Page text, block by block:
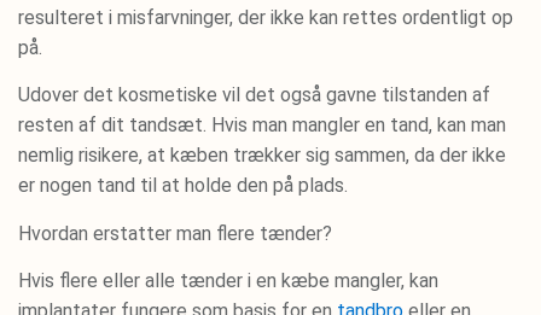
resulteret i misfarvninger, der ikke kan rettes ordentligt op
på.
Udover det kosmetiske vil det også gavne tilstanden af
resten af dit tandsæt. Hvis man mangler en tand, kan man
nemlig risikere, at kæben trækker sig sammen, da der ikke
er nogen tand til at holde den på plads.
Hvordan erstatter man flere tænder?
Hvis flere eller alle tænder i en kæbe mangler, kan